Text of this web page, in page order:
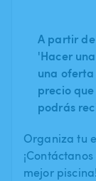
A partir
'Hacer
una
precio
podrás
Organiza tu
mejor piscina!